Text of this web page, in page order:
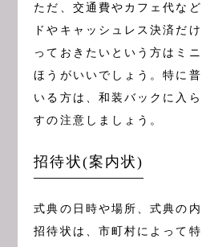
ただ、交通費やカフェ代な
ドやキャッシュレス決済だ
っておきたいという方はミ
ほうがいいでしょう。特に
いる方は、和装バックに入
すの注意しましょう。
招待状(案内状)
式典の日時や場所、式典の
招待状は、市町村によって